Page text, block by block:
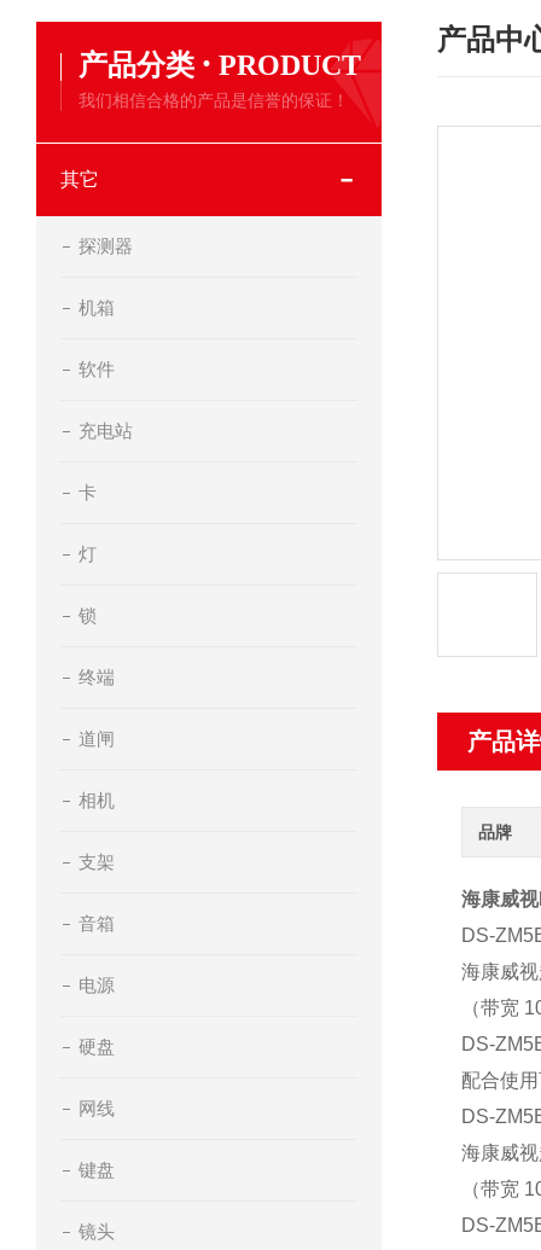
产品分类 · PRODUCT
我们相信合格的产品是信誉的保证！
其它
探测器
机箱
软件
充电站
卡
灯
锁
终端
道闸
相机
支架
音箱
电源
硬盘
网线
键盘
镜头
产品中
产品
品牌
海康威
DS-
海康威
（带宽
DS-
配合使
DS-
海康威
（带宽
DS-